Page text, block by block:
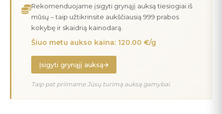
Rekomenduojame įsigyti grynąjį auksą tiesiogiai iš
mūsų – taip užtikrinsite aukščiausią 999 prabos
kokybę ir skaidrią kainodarą.
Šiuo metu aukso kaina: 120.00 €/g
Įsigyti grynąjį auksą
Taip pat priimame Jūsų turimą auksą gamybai.